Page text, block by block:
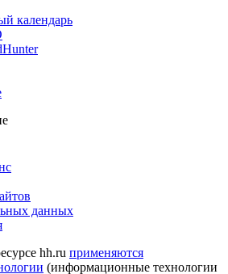
календарь
данных
hh.ru применяются
(информационные технологии